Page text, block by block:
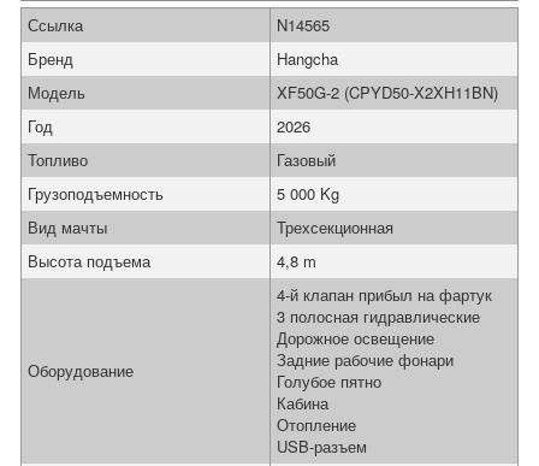
Ссылка
N14565
Бренд
Hangcha
Модель
XF50G-2 (CPYD50-X2XH11BN)
Год
2026
Топливо
Газовый
Грузоподъемность
5 000 Kg
Вид мачты
Трехсекционная
Высота подъема
4,8 m
Оборудование
4-й клапан прибыл на фартук
3 полосная гидравлические
Дорожное освещение
Задние рабочие фонари
Голубое пятно
Кабина
Отопление
USB-разъем